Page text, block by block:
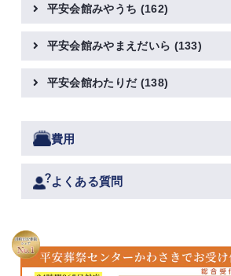
平安会館みやうち (162)
平安会館みやまえだいら (133)
平安会館わたりだ (138)
費用
よくある質問